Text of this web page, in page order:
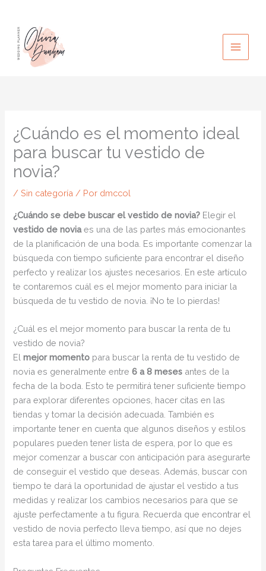
contenido
¿Cuándo es el momento ideal
para buscar tu vestido de
novia?
/Sin categoría / Por dmccol
¿Cuándo se debe buscar el vestido de novia? Elegir el
vestido de noviaes una de las partes más emocionantes
de la planificación de una boda. Es importante comenzar la
búsqueda con tiempo suficiente para encontrar el diseño
perfecto y realizar los ajustes necesarios. En este artículo
te contaremos cuál es el mejor momento para iniciar la
búsqueda de tu vestido de novia. ¡No te lo pierdas!
¿Cuál es el mejor momento para buscar la renta de tu
vestido de novia?
Elmejor momento para buscar la renta de tu vestido de
novia es generalmente entre6 a 8 meses antes de la
fecha de la boda. Esto te permitirá tener suficiente tiempo
para explorar diferentes opciones, hacer citas en las
tiendas y tomar la decisión adecuada. También es
importante tener en cuenta que algunos diseños y estilos
populares pueden tener lista de espera, por lo que es
mejor comenzar a buscar con anticipación para asegurarte
de conseguir el vestido que deseas. Además, buscar con
tiempo te dará la oportunidad de ajustar el vestido a tus
medidas y realizar los cambios necesarios para que se
ajuste perfectamente a tu figura. Recuerda que encontrar el
vestido de novia perfecto lleva tiempo, así que no dejes
esta tarea para el último momento.